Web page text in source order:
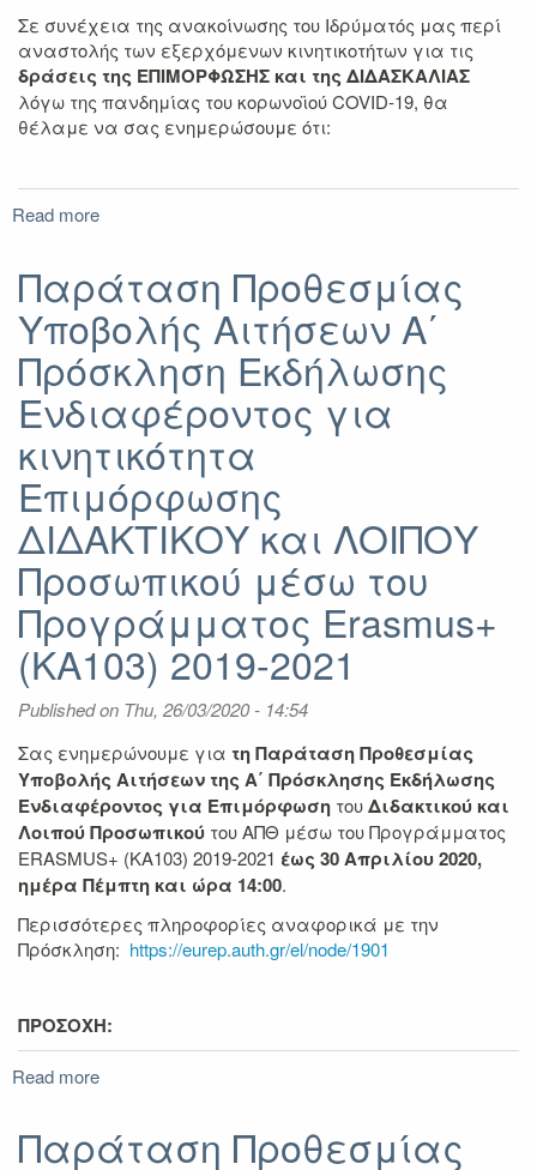
Προγράμματος
Erasmus+
2019-
2021
Σε συνέχεια της ανακοίνωσης του Ιδρύματός μας περί
αναστολής των εξερχόμενων κινητικοτήτων για τις
δράσεις της ΕΠΙΜΟΡΦΩΣΗΣ και της ΔΙΔΑΣΚΑΛΙΑΣ
λόγω της πανδημίας του κορωνοϊού COVID-19, θα
θέλαμε να σας ενημερώσουμε ότι:
Read more
Αποζημίωση
Παράταση Προθεσμίας
Υποβολής Αιτήσεων A΄
Πρόσκληση Εκδήλωσης
Ενδιαφέροντος για
κινητικότητα
Επιμόρφωσης
ΔΙΔΑΚΤΙΚΟΥ και ΛΟΙΠΟΥ
Προσωπικού μέσω του
Προγράμματος Erasmus+
(KA103) 2019-2021
Published on Thu, 26/03/2020 - 14:54
Σας ενημερώνουμε για τηΠαράταση Προθεσμίας
Υποβολής Αιτήσεων της A΄ Πρόσκλησης Εκδήλωσης
Ενδιαφέροντος για Επιμόρφωση τουΔιδακτικού και
Λοιπού Προσωπικού του ΑΠΘ μέσω του Προγράμματος
ERASMUS+ (ΚΑ103) 2019-2021 έως 30 Απριλίου 2020,
ημέρα Πέμπτη και ώρα 14:00.
Περισσότερες πληροφορίες αναφορικά με την
Πρόσκληση: https://eurep.auth.gr/el/node/1901
ΠΡΟΣΟΧΗ:
Read more
Υποβολής
Παράταση Προθεσμίας